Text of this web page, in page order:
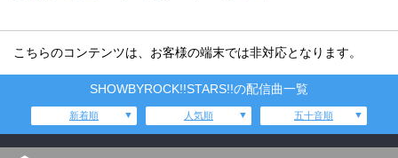
こちらのコンテンツは、お客様の端末では非対応となります。
SHOWBYROCK!!STARS!!の配信曲一覧
新着順 人気順 五十音順